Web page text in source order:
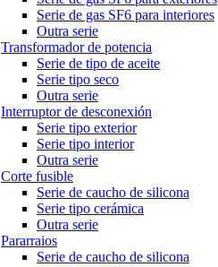
Serie de gas SF6 para interiores
Outra serie
Transformador de potencia
Serie de tipo de aceite
Serie tipo seco
Outra serie
Interruptor de desconexión
Serie tipo exterior
Serie tipo interior
Outra serie
Corte fusible
Serie de caucho de silicona
Serie tipo cerámica
Outra serie
Pararraios
Serie de caucho de silicona